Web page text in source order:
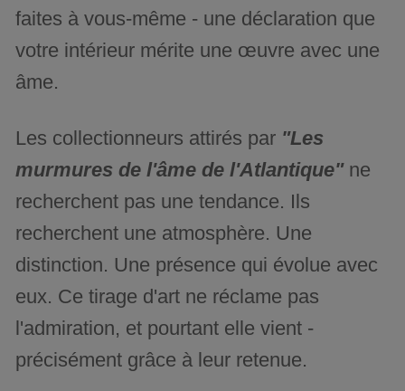
faites à vous-même - une déclaration que
votre intérieur mérite une œuvre avec une
âme.
Les collectionneurs attirés par "Les
murmures de l'âme de l'Atlantique"ne
recherchent pas une tendance. Ils
recherchent une atmosphère. Une
distinction. Une présence qui évolue avec
eux. Ce tirage d'art ne réclame pas
l'admiration, et pourtant elle vient -
précisément grâce à leur retenue.